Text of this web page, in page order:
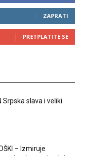
ZAPRATI
PRETPLATITE SE
Srpska slava i veliki
– Izmiruje